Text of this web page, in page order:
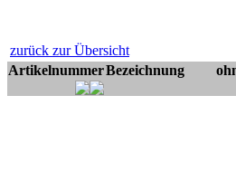
zurück zur Übersicht
ArtikelnummerBezeichnung